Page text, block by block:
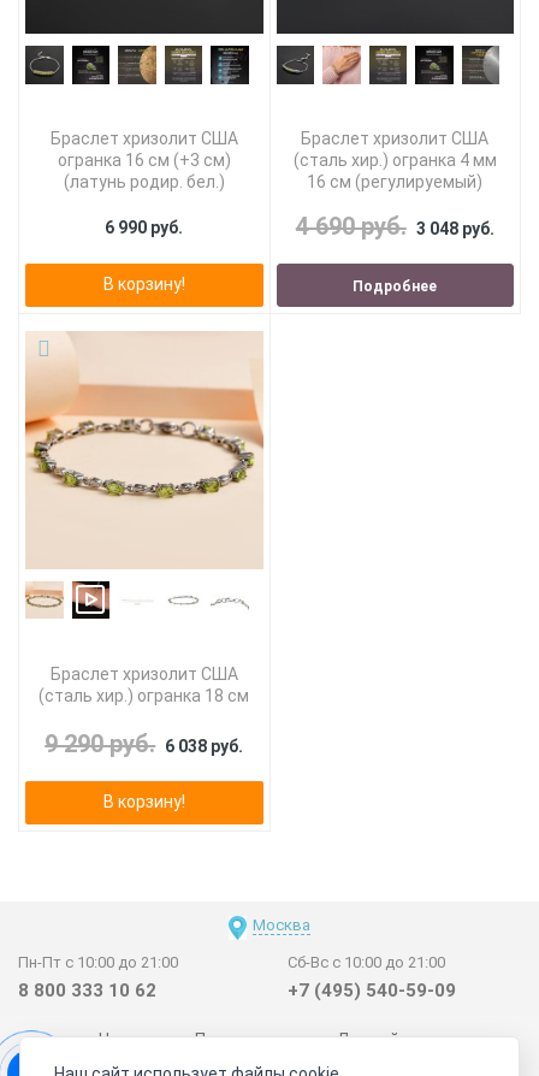
Браслет хризолит США
огранка 16 см (+3 см)
(латунь родир. бел.)
6 990 руб.
В корзину!
Браслет хризолит США
(сталь хир.) огранка 4 мм
16 см (регулируемый)
4 690 руб. 3 048 руб.
Подробнее
Браслет хризолит США
(сталь хир.) огранка 18 см
9 290 руб. 6 038 руб.
В корзину!
Москва
Пн-Пт с 10:00 до 21:00
8 800 333 10 62
Сб-Вс с 10:00 до 21:00
+7 (495) 540-59-09
Новинки Поставщикам
Личный счет